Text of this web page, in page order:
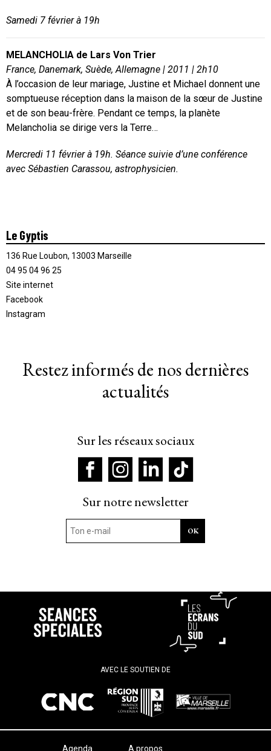
Samedi 7 février à 19h
MELANCHOLIA de Lars Von Trier
France, Danemark, Suède, Allemagne | 2011 | 2h10
À l’occasion de leur mariage, Justine et Michael donnent une
somptueuse réception dans la maison de la sœur de Justine
et de son beau-frère. Pendant ce temps, la planète
Melancholia se dirige vers la Terre…
Mercredi 11 février à 19h. Séance suivie d’une conférence
avec Sébastien Carassou, astrophysicien.
Le Gyptis
136 Rue Loubon, 13003 Marseille
04 95 04 96 25
Site internet
Facebook
Instagram
Restez informés de nos dernières
actualités
Sur les réseaux sociaux
Sur notre newsletter
AVEC LE SOUTIEN DE
Agenda A propos